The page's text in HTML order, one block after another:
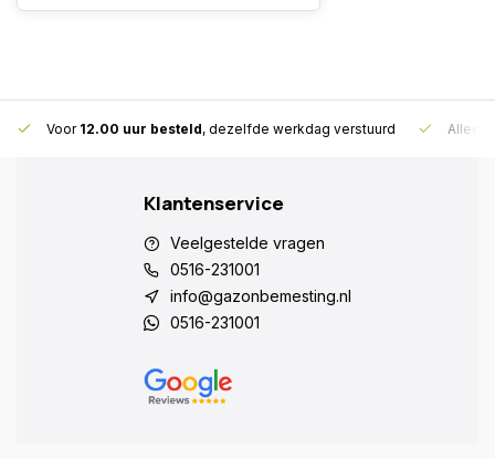
Voor 12.00 uur besteld, dezelfde werkdag verstuurd Alleen
Klantenservice
Veelgestelde vragen
0516-231001
info@gazonbemesting.nl
0516-231001